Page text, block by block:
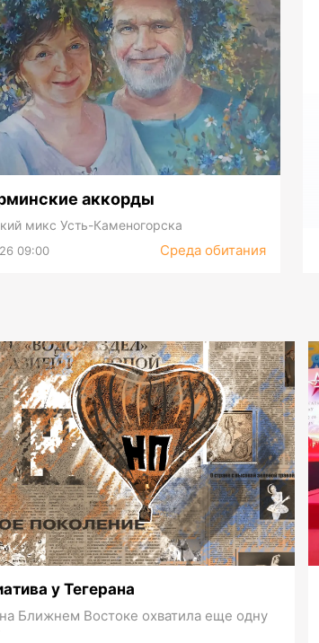
аккорды
микс Усть-Каменогорска
09:00 Среда обитания
у Тегерана
Ближнем Востоке охватила еще одну